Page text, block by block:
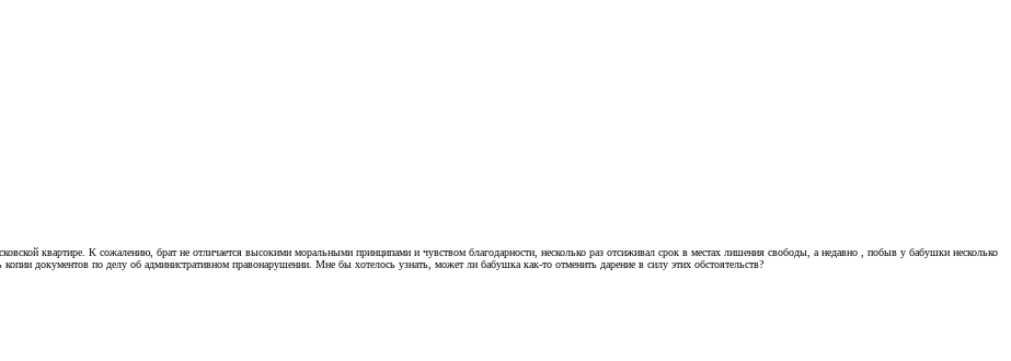
квартире. К сожалению, брат не отличается высокими моральными принципами и чувством благодарности, несколько раз отсиживал срок в местах лишения свободы, а недавно , побыв у бабушки несколько
документов по делу об административном правонарушении. Мне бы хотелось узнать, может ли бабушка как-то отменить дарение в силу этих обстоятельств?